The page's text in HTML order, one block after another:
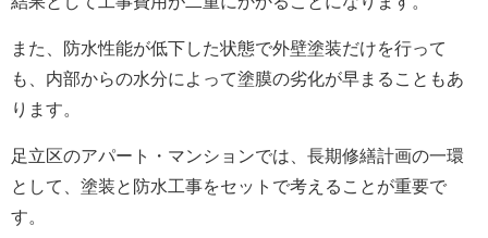
また、防水性能が低下した状態で外壁塗装だけを行って
も、内部からの水分によって塗膜の劣化が早まることもあ
ります。
足立区のアパート・マンションでは、長期修繕計画の一環
として、塗装と防水工事をセットで考えることが重要で
す。